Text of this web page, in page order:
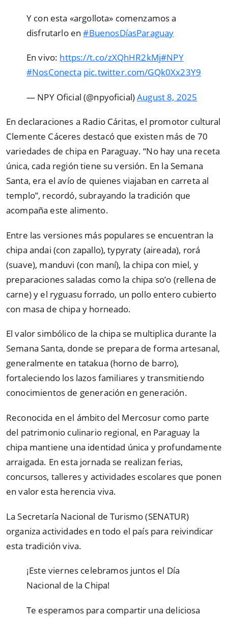
Y con esta «argollota» comenzamos a
disfrutarlo en#BuenosDíasParaguay
En vivo: https://t.co/zXQhHR2kMj#NPY
#NosConecta pic.twitter.com/GQk0Xx23Y9
— NPY Oficial (@npyoficial)August 8, 2025
En declaraciones a Radio Cáritas, el promotor cultural
Clemente Cáceres destacó que existen más de 70
variedades de chipa en Paraguay. “No hay una receta
única, cada región tiene su versión. En la Semana
Santa, era el avío de quienes viajaban en carreta al
templo”, recordó, subrayando la tradición que
acompaña este alimento.
Entre las versiones más populares se encuentran la
chipa andai (con zapallo), typyraty (aireada), rorá
(suave), manduvi (con maní), la chipa con miel, y
preparaciones saladas como la chipa so’o (rellena de
carne) y el ryguasu forrado, un pollo entero cubierto
con masa de chipa y horneado.
El valor simbólico de la chipa se multiplica durante la
Semana Santa, donde se prepara de forma artesanal,
generalmente en tatakua (horno de barro),
fortaleciendo los lazos familiares y transmitiendo
conocimientos de generación en generación.
Reconocida en el ámbito del Mercosur como parte
del patrimonio culinario regional, en Paraguay la
chipa mantiene una identidad única y profundamente
arraigada. En esta jornada se realizan ferias,
concursos, talleres y actividades escolares que ponen
en valor esta herencia viva.
La Secretaría Nacional de Turismo (SENATUR)
organiza actividades en todo el país para reivindicar
esta tradición viva.
¡Este viernes celebramos juntos el Día
Nacional de la Chipa!
Te esperamos para compartir una deliciosa